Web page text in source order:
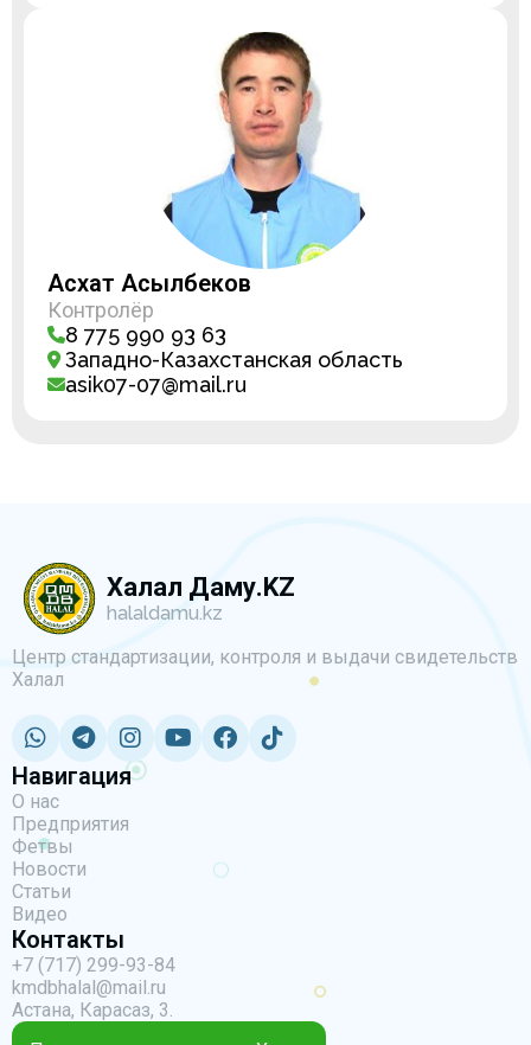
Асхат Асылбеков
Контролёр
8 775 990 93 63
Западно-Казахстанская область
asik07-07@mail.ru
Халал Даму.KZ
halaldamu.kz
Центр стандартизации, контроля и выдачи свидетельств
Халал
Навигация
О нас
Предприятия
Фетвы
Новости
Статьи
Видео
Контакты
+7 (717) 299-93-84
kmdbhalal@mail.ru
Астана, Карасаз, 3.